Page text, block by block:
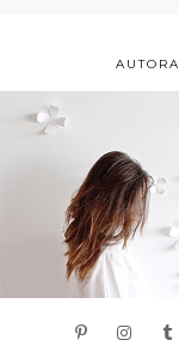
AUTORA